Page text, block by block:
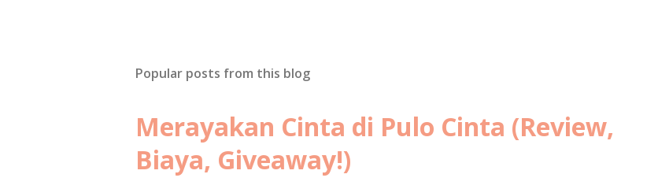
Popular posts from this blog
Merayakan Cinta di Pulo Cinta (Review,
Biaya, Giveaway!)